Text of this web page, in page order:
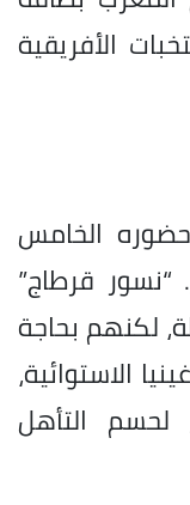
الأفريقية
الخامس
قرطاج”
بـ16 نقطة، لكنهم بحاجة
الاستوائية،
لحسم التأهل